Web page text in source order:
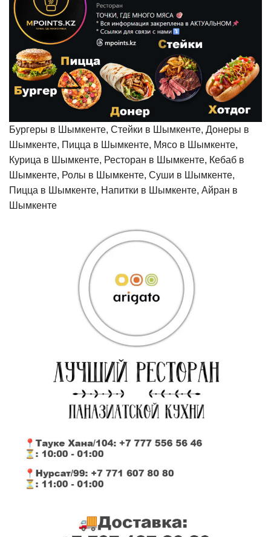
Бургеры в Шымкенте, Стейки в Шымкенте, Донеры в
Шымкенте, Пицца в Шымкенте, Мясо в Шымкенте,
Курица в Шымкенте, Ресторан в Шымкенте, Кебаб в
Шымкенте, Ролы в Шымкенте, Суши в Шымкенте,
Пицца в Шымкенте, Напитки в Шымкенте, Айран в
Шымкенте